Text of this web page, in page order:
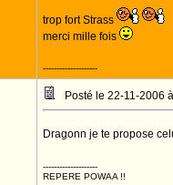
trop fort Strass
merci mille fois
--------------------
Posté le 22-11-2006
Dragonn je te propose
--------------------
REPERE POWAA !!